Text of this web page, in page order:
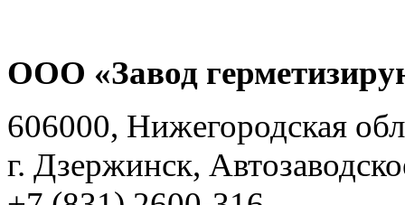
ООО «Завод
606000, Нижегородская
г. Дзержинск,